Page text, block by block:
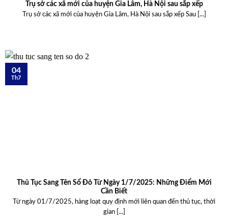
Trụ sở các xã mới của huyện Gia Lâm, Hà Nội sau sắp xếp
Trụ sở các xã mới của huyện Gia Lâm, Hà Nội sau sắp xếp Sau [...]
Thủ Tục Sang Tên Sổ Đỏ Từ Ngày 1/7/2025: Những Điểm Mới
Cần Biết
Từ ngày 01/7/2025, hàng loạt quy định mới liên quan đến thủ tục, thời
gian [...]
04
Th7